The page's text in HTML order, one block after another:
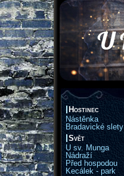
Hostinec
Nástěnka
Bradavické slety
Svět
U sv. Munga
Nádraží
Před hospodou
Kecálek - park